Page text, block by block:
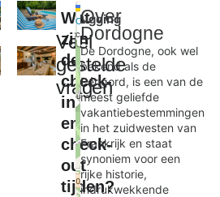
Veel
gestelde
vragen
Wat
zijn
de
check-
in
en
check-
out
tijden?
Ligging
Bidot Bas
×
+
−
Leaflet
OpenStreetMap
contributors
Over
Dordogne
De Dordogne, ook wel
bekend als de
Périgord, is een van de
meest geliefde
vakantiebestemmingen
in het zuidwesten van
Frankrijk en staat
synoniem voor een
rijke historie,
indrukwekkende